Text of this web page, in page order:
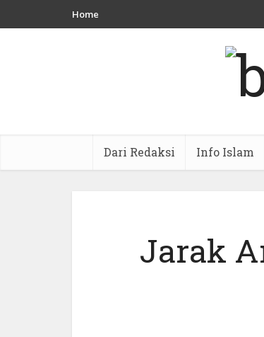
Home
Dari Redaksi Info Islam
Jarak